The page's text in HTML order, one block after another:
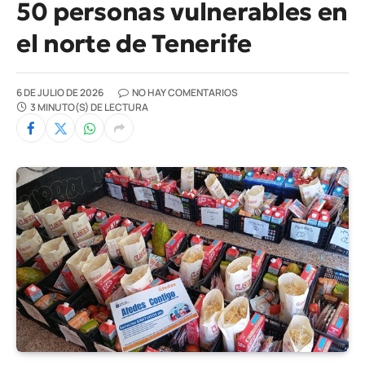
50 personas vulnerables en
el norte de Tenerife
6 DE JULIO DE 2026
NO HAY COMENTARIOS
3 MINUTO(S) DE LECTURA